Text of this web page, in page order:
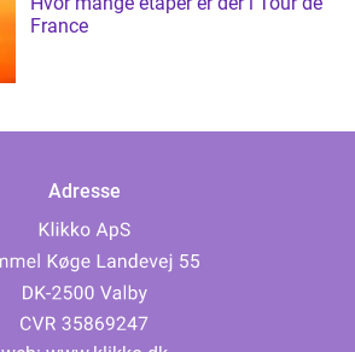
France
Adresse